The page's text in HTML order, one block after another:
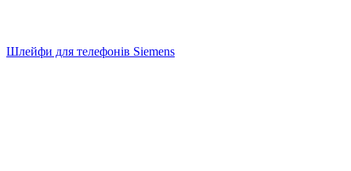
Шлейфи для телефонів Siemens